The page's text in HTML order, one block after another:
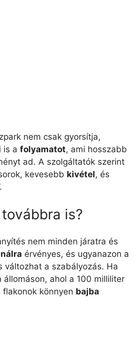
nem csak gyorsítja,
is a folyamatot, ami hosszabb
ad. A szolgáltatók szerint
kevesebb kivétel, és
is?
nem minden járatra és
érvényes, és ugyanazon a
változhat a szabályozás. Ha
állomáson, ahol a 100 milliliter
könnyen bajba